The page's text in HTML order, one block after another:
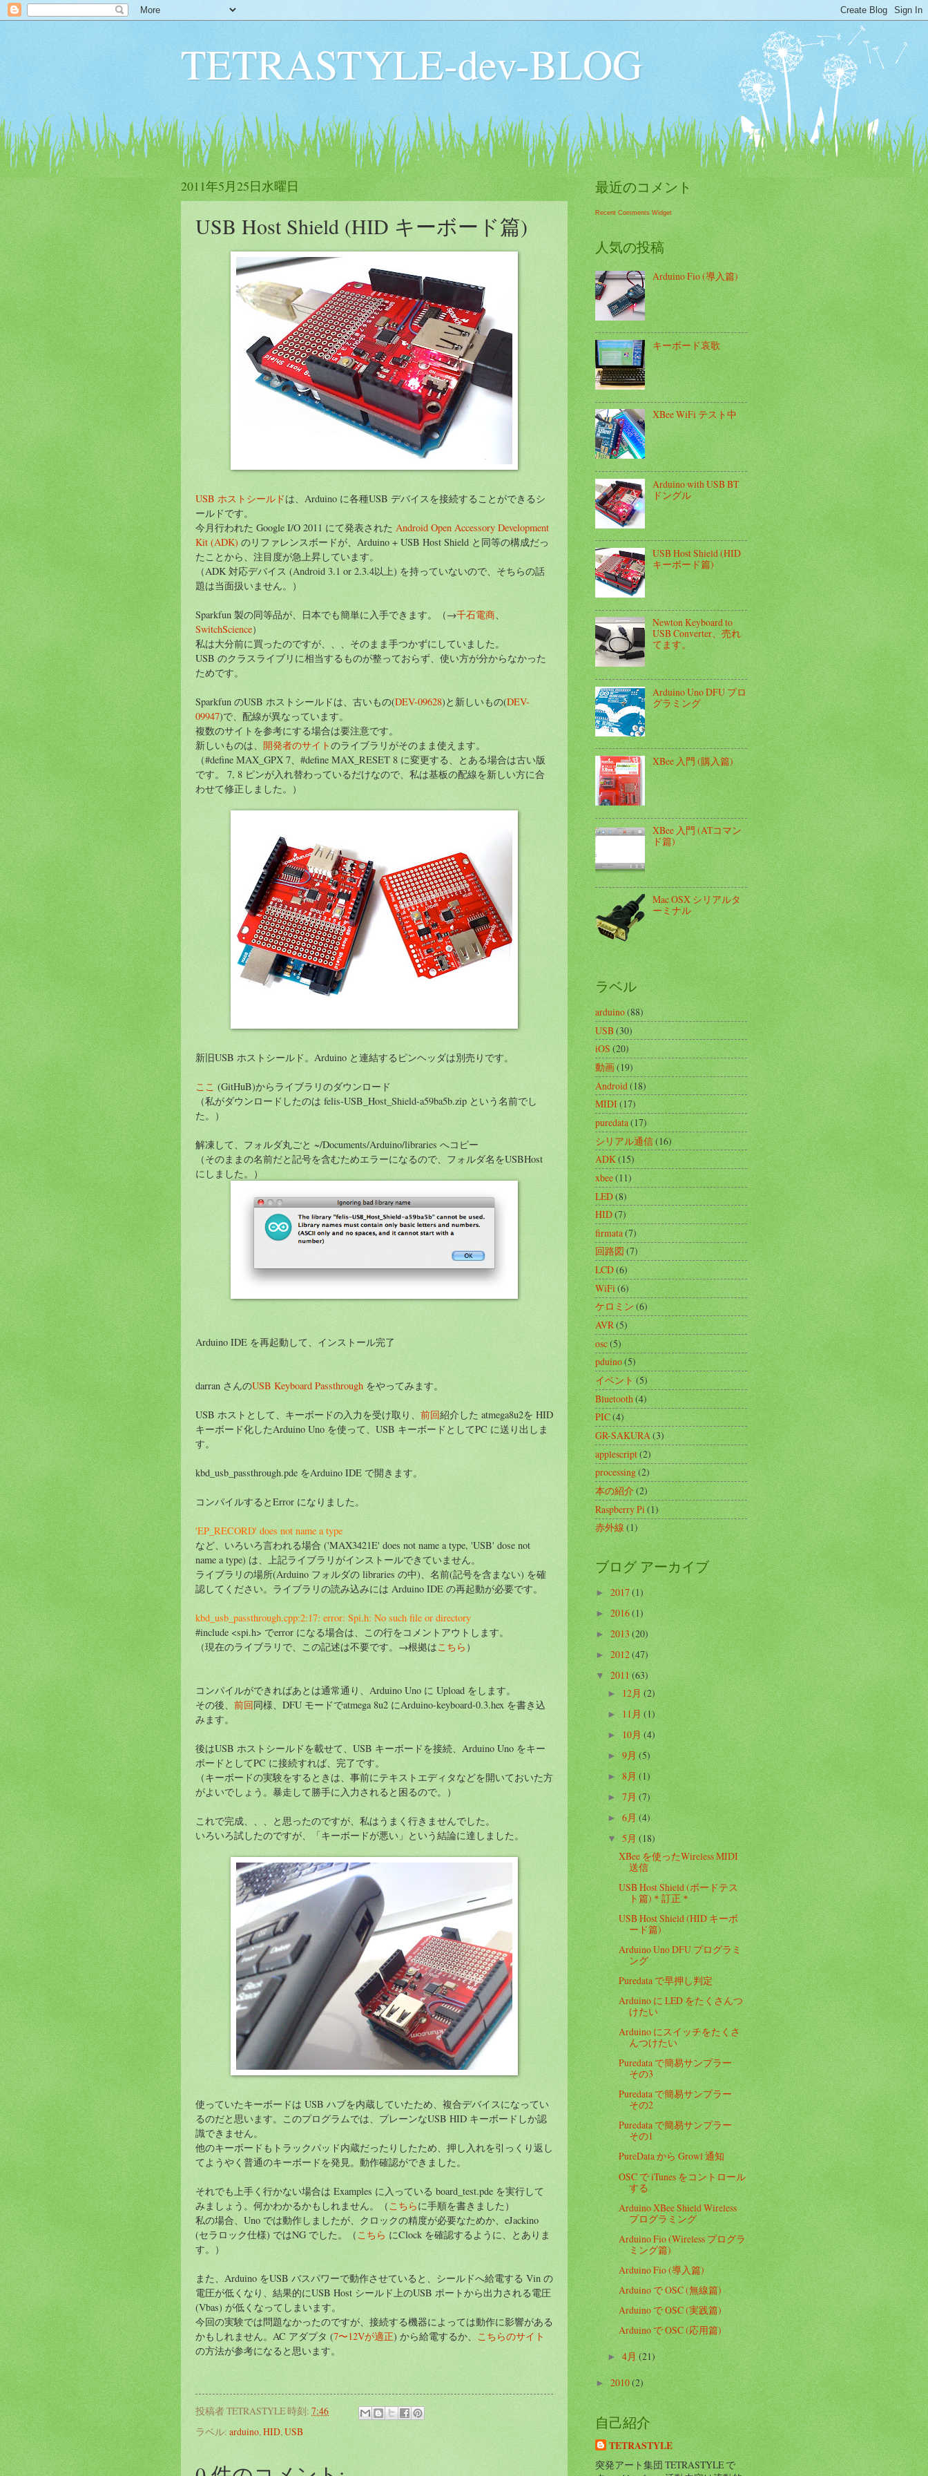
TETRASTYLE-dev-BLOG
2011年5月25日水曜日
USB Host Shield (HID キーボード篇)
USB ホストシールドは、Arduino に各種USB デバイスを接続することができるシ
ールドです。
今月行われた Google I/O 2011 にて発表された Android Open Accessory Development
Kit (ADK) のリファレンスボードが、Arduino + USB Host Shield と同等の構成だっ
たことから、注目度が急上昇しています。
（ADK 対応デバイス (Android 3.1 or 2.3.4以上) を持っていないので、そちらの話
題は当面扱いません。）
Sparkfun 製の同等品が、日本でも簡単に入手できます。（→千石電商
SwitchScience）
私は大分前に買ったのですが、、、そのまま手つかずにしていました。
USB のクラスライブリに相当するものが整っておらず、使い方が分からなかった
ためです。
Sparkfun のUSB ホストシールドは、古いもの(DEV-09628)と新しいもの(DEV-
09947)で、配線が異なっています。
複数のサイトを参考にする場合は要注意です。
新しいものは、 開発者のサイトのライブラリがそのまま使えます。
（#define MAX_GPX 7、#define MAX_RESET 8 に変更する、とある場合は古い版
です。 7, 8 ピンが入れ替わっているだけなので、私は基板の配線を新しい方に合
わせて修正しました。）
新旧USB ホストシールド。Arduino と連結するピンヘッダは別売りです。
ここ (GitHuB)からライブラリのダウンロード
（私がダウンロードしたのは felis-USB_Host_Shield-a59ba5b.zip という名前でし
た。）
解凍して、フォルダ丸ごと ~/Documents/Arduino/libraries へコピー
（そのままの名前だと記号を含むためエラーになるので、フォルダ名をUSBHost
にしました。）
Arduino IDE を再起動して、インストール完了
darran さんのUSB Keyboard Passthrough をやってみます。
USB ホストとして、キーボードの入力を受け取り、 前回紹介した atmega8u2を HID
キーボード化したArduino Uno を使って、USB キーボードとしてPC に送り出しま
す。
kbd_usb_passthrough.pde をArduino IDE で開きます。
コンパイルするとError になりました。
'EP_RECORD' does not name a type
など、いろいろ言われる場合 ('MAX3421E' does not name a type, 'USB' dose not
name a type) は、上記ライブラリがインストールできていません。
ライブラリの場所(Arduino フォルダの libraries の中)、名前(記号を含まない) を確
認してください。ライブラリの読み込みには Arduino IDE の再起動が必要です。
kbd_usb_passthrough.cpp:2:17: error: Spi.h: No such file or directory
#include <spi.h> でerror になる場合は、この行をコメントアウトします。
（現在のライブラリで、この記述は不要です。→根拠はこちら ）
コンパイルができればあとは通常通り、Arduino Uno に Upload をします。
その後、 前回同様、DFU モードでatmega 8u2 にArduino-keyboard-0.3.hex を書き込
みます。
後はUSB ホストシールドを載せて、USB キーボードを接続、Arduino Uno をキー
ボードとしてPC に接続すれば、完了です。
（キーボードの実験をするときは、事前にテキストエディタなどを開いておいた方
がよいでしょう。暴走して勝手に入力されると困るので。）
これで完成、、、と思ったのですが、私はうまく行きませんでした。
いろいろ試したのですが、「キーボードが悪い」という結論に達しました。
使っていたキーボードは USB ハブを内蔵していたため、複合デバイスになってい
るのだと思います。このプログラムでは、プレーンなUSB HID キーボードしか認
識できません。
他のキーボードもトラックパッド内蔵だったりしたため、押し入れを引っくり返し
てようやく普通のキーボードを発見。動作確認ができました。
それでも上手く行かない場合は Examples に入っている board_test.pde を実行して
みましょう。何かわかるかもしれません。（こちらに手順を書きました）
私の場合、Uno では動作しましたが、クロックの精度が必要なためか、eJackino
(セラロック仕様) ではNG でした。（ こちら にClock を確認するように、とありま
す。）
また、Arduino をUSB バスパワーで動作させていると、シールドへ給電する Vin の
電圧が低くなり、結果的にUSB Host シールド上のUSB ポートから出力される電圧
(Vbas) が低くなってしまいます。
今回の実験では問題なかったのですが、接続する機器によっては動作に影響がある
かもしれません。AC アダプタ (7〜12Vが適正) から給電するか、
こちらのサイト
の方法が参考になると思います。
投稿者TETRASTYLE 時刻: 7:46
ラベル: arduino, HID, USB
最近のコメント
Recent Comments Widget
人気の投稿
Arduino Fio (導入篇)
キーボード哀歌
XBee WiFi テスト中
Arduino with USB BT
ドングル
USB Host Shield (HID
キーボード篇)
Newton Keyboard to
USB Converter、売れ
てます。
Arduino Uno DFU プロ
グラミング
XBee 入門 (購入篇)
XBee 入門 (ATコマン
ド篇)
Mac OSX シリアルタ
ーミナル
ラベル
arduino(88)
USB(30)
iOS (20)
動画(19)
Android(18)
MIDI(17)
puredata(17)
シリアル通信(16)
ADK(15)
xbee(11)
LED(8)
HID(7)
firmata(7)
回路図 (7)
LCD(6)
WiFi(6)
ケロミン(6)
AVR(5)
osc(5)
pduino(5)
イベント(5)
Bluetooth(4)
PIC(4)
GR-SAKURA(3)
applescript(2)
processing(2)
本の紹介(2)
Raspberry Pi(1)
赤外線(1)
ブログ アーカイブ
►2017(1)
►2016(1)
►2013(20)
►2012(47)
▼2011(63)
►12月(2)
►11月(1)
► 10月(4)
►9月(5)
►8月(1)
►7月(7)
► 6月(4)
▼5月(18)
XBee を使ったWireless MIDI
送信
USB Host Shield (ボードテス
ト篇)＊訂正＊
USB Host Shield (HID キーボ
ード篇)
Arduino Uno DFU プログラミ
ング
Puredata で早押し判定
Arduino に LED をたくさんつ
けたい
Arduino にスイッチをたくさ
んつけたい
Puredata で簡易サンプラー
その3
Puredata で簡易サンプラー
その2
Puredata で簡易サンプラー
その1
PureData から Growl 通知
OSC で iTunes をコントロール
する
Arduino XBee Shield Wireless
プログラミング
Arduino Fio (Wireless プログラ
ミング篇)
Arduino Fio (導入篇)
Arduino で OSC (無線篇)
Arduino で OSC (実践篇)
Arduino で OSC (応用篇)
► 4月(21)
►2010(2)
自己紹介
TETRASTYLE
突発アート集団 TETRASTYLE で